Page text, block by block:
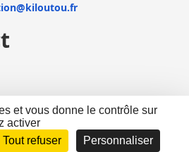
et vous donne le contrôle sur
activer
Tout refuser Personnaliser
|Mentions légales
et réalisé parDEFI Informatique
de vente | Mozaïk - vmaster